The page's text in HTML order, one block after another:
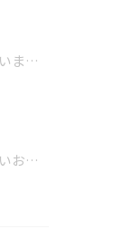
駐車場舗装工事行いました！
石貼り工事で明るいおうち！